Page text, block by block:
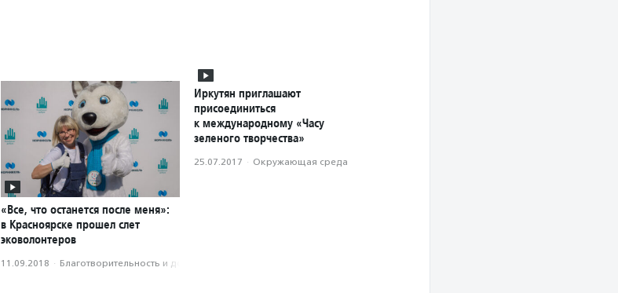
«Все, что останется после меня»:
в Красноярске прошел слет
эковолонтеров
11.09.2018 · Благотвори­тель­ность и доброволь­чест­во
Иркутян приглашают
присоединиться
к международному «Часу
зеленого творчества»
25.07.2017 · Окружающая среда